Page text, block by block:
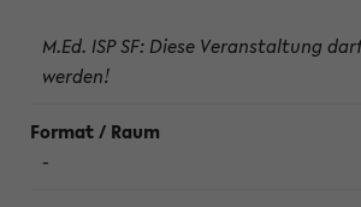
M.Ed. ISP SF: Diese Veranstaltung
werden!
-